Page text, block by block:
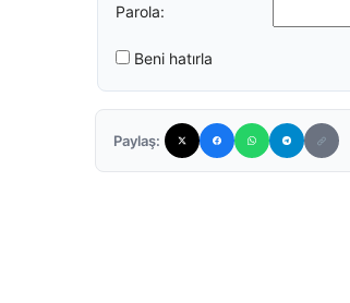
Parola:
Beni hatırla
Paylaş: